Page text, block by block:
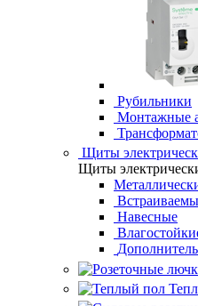
Рубильники
Монтажные
Щиты
Щиты
Навесные